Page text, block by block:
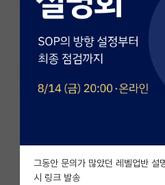
커뮤니티
커뮤니티 홈
전체글보기
베스트 게시판
자유 게시판(아무개랩)
미국 유학 게시판
그동안 문의가 많았던 레벨업반 설
시 링크 발송